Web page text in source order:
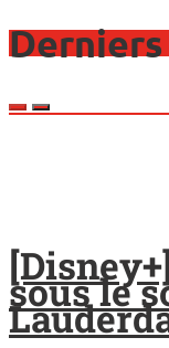
sous le